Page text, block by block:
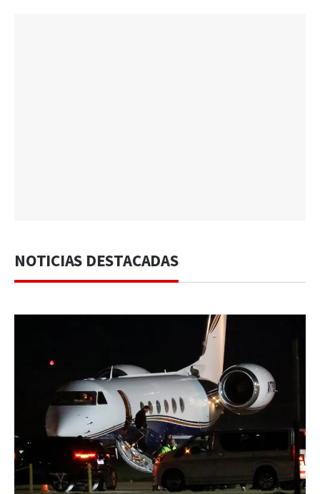
NOTICIAS DESTACADAS